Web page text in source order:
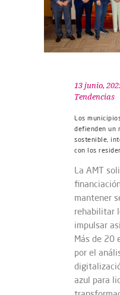
13 junio,
Tendencias
Los
defienden un
sostenible,
con los
La AMT
mantener
rehabilitar
impulsar
Más de 20
por el
azul para